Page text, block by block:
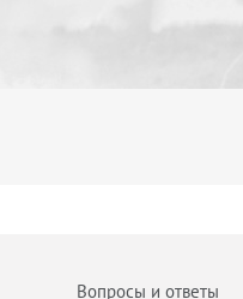
Вопросы и ответы